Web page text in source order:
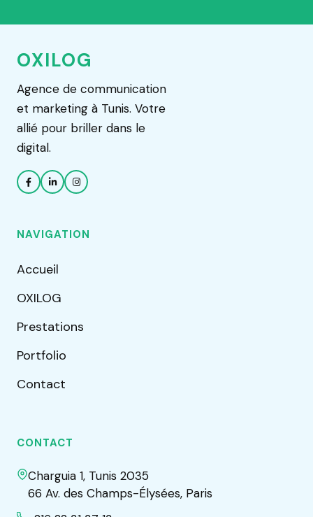
OXILOG
Agence de communication
et marketing à Tunis. Votre
allié pour briller dans le
digital.
NAVIGATION
Accueil
OXILOG
Prestations
Portfolio
Contact
CONTACT
Charguia 1, Tunis 2035
66 Av. des Champs-Élysées, Paris